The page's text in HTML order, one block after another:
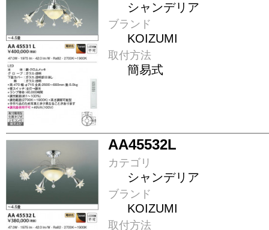
シャンデリア
ブランド
KOIZUMI
取付方法
簡易式
AA45532L
カテゴリ
シャンデリア
ブランド
KOIZUMI
取付方法